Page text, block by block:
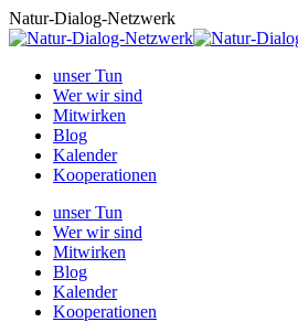
Zum
Inhalt
Natur-Dialog-Netzwerk
unser Tun
Wer wir sind
Mitwirken
Blog
Kalender
Kooperationen
unser Tun
Wer wir sind
Mitwirken
Blog
Kalender
Kooperationen